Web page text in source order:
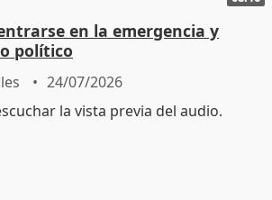
en la emergencia y
político
24/07/2026